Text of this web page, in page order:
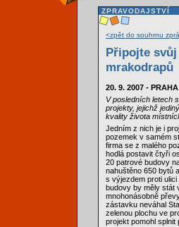
ZPRAVODAJSTVÍ
<zpět do souhrnu
Připojte
mrakodrapů
20. 9. 2007 -
V posledních letech
projekty, jejichž
kvality života
Jedním z nich je i
pozemek v samém
firma se z malého
hodlá postavit čtyři
20 patrové budovy
nahuštěno 650 bytů
s výjezdem proti
budovy by měly stát
mnohonásobně
zástavku neváhal
zelenou plochu ve
projekt pomohl splnit